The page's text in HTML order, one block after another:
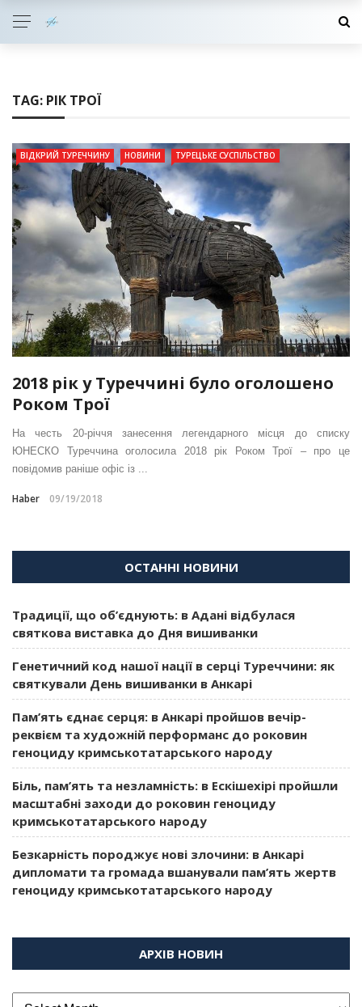
TAG: РІК ТРОЇ
ВІДКРИЙ ТУРЕЧЧИНУ НОВИНИ ТУРЕЦЬКЕ СУСПІЛЬСТВО
2018 рік у Туреччині було оголошено
Роком Трої
На честь 20-річчя занесення легендарного місця до списку
ЮНЕСКО Туреччина оголосила 2018 рік Роком Трої – про це
повідомив раніше офіс із ...
Haber 09/19/2018
ОСТАННІ НОВИНИ
Традиції, що об’єднують: в Адані відбулася
святкова виставка до Дня вишиванки
Генетичний код нашої нації в серці Туреччини: як
святкували День вишиванки в Анкарі
Пам’ять єднає серця: в Анкарі пройшов вечір-
реквієм та художній перформанс до роковин
геноциду кримськотатарського народу
Біль, пам’ять та незламність: в Ескішехірі пройшли
масштабні заходи до роковин геноциду
кримськотатарського народу
Безкарність породжує нові злочини: в Анкарі
дипломати та громада вшанували пам’ять жертв
геноциду кримськотатарського народу
АРХІВ НОВИН